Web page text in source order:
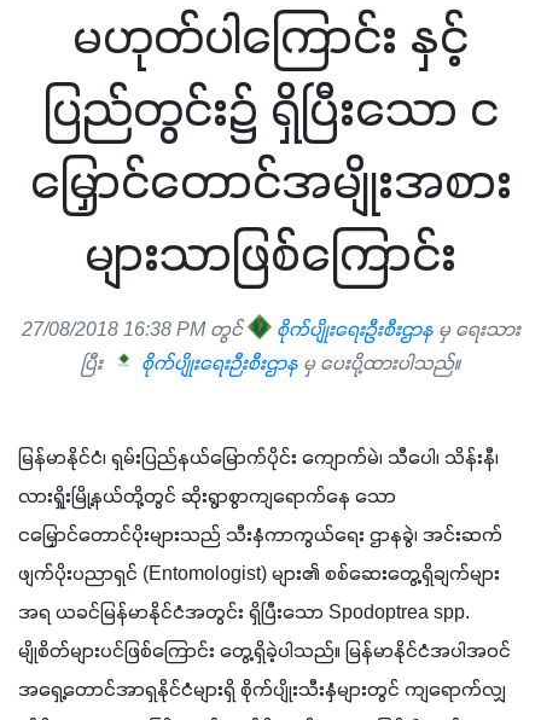
မဟုတ်ပါကြောင်း နှင့်
ပြည်တွင်း၌ ရှိပြီးသော င
မြှောင်တောင်အမျိုးအစား
များသာဖြစ်ကြောင်း
27/08/2018 16:38 PM တွင် စိုက်ပျိုးရေးဦးစီးဌာနမှ ရေးသား
ပြီး
စိုက်ပျိုးရေးဉီးစီးဌာန မှ ပေးပို့ထားပါသည်။
မြန်မာနိုင်ငံ၊ ရှမ်းပြည်နယ်မြောက်ပိုင်း ကျောက်မဲ၊ သီပေါ၊ သိန်းနီ၊
လားရှိုးမြို့နယ်တို့တွင် ဆိုးရွာစွာကျရောက်နေ သော
ငမြှောင်တောင်ပိုးများသည် သီးနှံကာကွယ်ရေး ဌာနခွဲ၊ အင်းဆက်
ဖျက်ပိုးပညာရှင် (Entomologist) များ၏ စစ်ဆေးတွေ့ရှိချက်များ
အရ ယခင်မြန်မာနိုင်ငံအတွင်း ရှိပြီးသော Spodoptrea spp.
မျိုစိတ်များပင်ဖြစ်ကြောင်း တွေ့ရှိခဲ့ပါသည်။ မြန်မာနိုင်ငံအပါအဝင်
အရှေ့တောင်အာရှနိုင်ငံများရှိ စိုက်ပျိုးသီးနှံများတွင် ကျရောက်လျှ